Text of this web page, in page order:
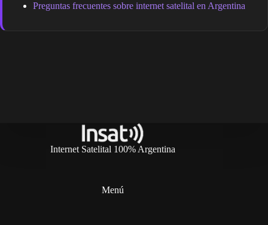
Preguntas frecuentes sobre internet satelital en Argentina
Internet Satelital 100% Argentina
Menú